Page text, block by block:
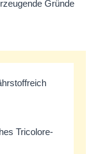
Gründe
Tricolore-